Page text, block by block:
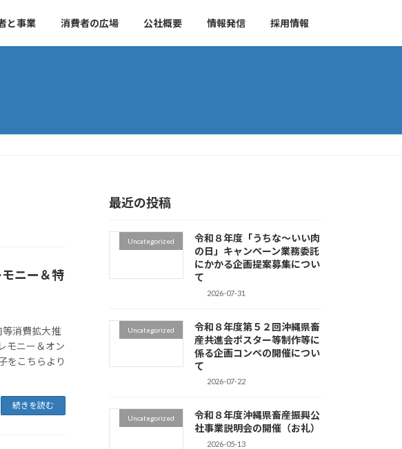
と事業 消費者の広場 公社概要 情報発信 採用情報
ニー＆特
消費拡大推
モニー＆オン
をこちらより
続きを読む
最近の投稿
Uncategorized
令和８年度「うちな～いい肉
の日」キャンペーン業務委託
にかかる企画提案募集につい
て
2026-07-31
Uncategorized
令和８年度第５２回沖縄県畜
産共進会ポスター等制作等に
係る企画コンペの開催につい
て
2026-07-22
Uncategorized
令和８年度沖縄県畜産振興公
社事業説明会の開催（お礼）
2026-05-13